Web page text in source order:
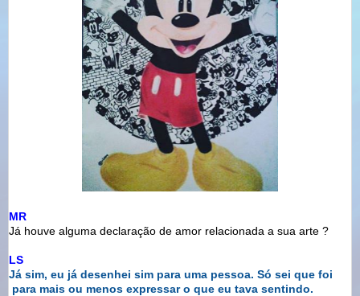
MR
Já houve alguma declaração de amor relacionada a sua arte ?
LS
Já sim, eu já desenhei sim para uma pessoa. Só sei que foi
para mais ou menos expressar o que eu tava sentindo.